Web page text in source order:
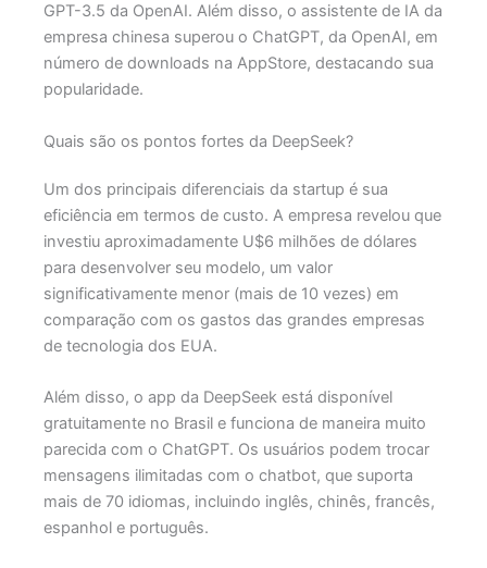
GPT-3.5 da OpenAI. Além disso, o assistente de IA da
empresa chinesa superou o ChatGPT, da OpenAI, em
número de downloads na AppStore, destacando sua
popularidade.
Quais são os pontos fortes da DeepSeek?
Um dos principais diferenciais da startup é sua
eficiência em termos de custo. A empresa revelou que
investiu aproximadamente U$6 milhões de dólares
para desenvolver seu modelo, um valor
significativamente menor (mais de 10 vezes) em
comparação com os gastos das grandes empresas
de tecnologia dos EUA.
Além disso, o app da DeepSeek está disponível
gratuitamente no Brasil e funciona de maneira muito
parecida com o ChatGPT. Os usuários podem trocar
mensagens ilimitadas com o chatbot, que suporta
mais de 70 idiomas, incluindo inglês, chinês, francês,
espanhol e português.